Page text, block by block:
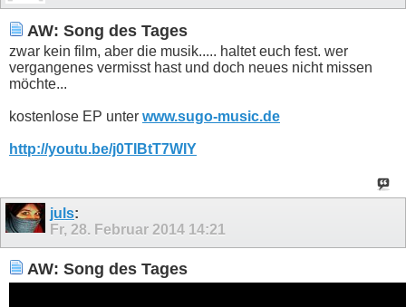
AW: Song des Tages
zwar kein film, aber die musik..... haltet euch fest. wer
vergangenes vermisst hast und doch neues nicht missen
möchte...
kostenlose EP unter www.sugo-music.de
http://youtu.be/j0TIBtT7WIY
juls:
Fr, 28. Februar 2014 14:21
AW: Song des Tages